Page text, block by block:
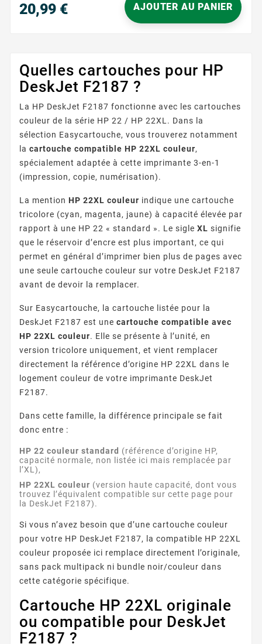
20,99 € AJOUTER AU PANIER
Quelles cartouches pour HP
DeskJet F2187 ?
La HP DeskJet F2187 fonctionne avec les cartouches
couleur de la série HP 22 / HP 22XL. Dans la
sélection Easycartouche, vous trouverez notamment
la cartouche compatible HP 22XL couleur,
spécialement adaptée à cette imprimante 3-en-1
(impression, copie, numérisation).
La mention HP 22XL couleur indique une cartouche
tricolore (cyan, magenta, jaune) à capacité élevée par
rapport à une HP 22 « standard ». Le sigle XL signifie
que le réservoir d’encre est plus important, ce qui
permet en général d’imprimer bien plus de pages avec
une seule cartouche couleur sur votre DeskJet F2187
avant de devoir la remplacer.
Sur Easycartouche, la cartouche listée pour la
DeskJet F2187 est une cartouche compatible avec
HP 22XL couleur. Elle se présente à l’unité, en
version tricolore uniquement, et vient remplacer
directement la référence d’origine HP 22XL dans le
logement couleur de votre imprimante DeskJet
F2187.
Dans cette famille, la différence principale se fait
donc entre :
HP 22 couleur standard (référence d’origine HP,
capacité normale, non listée ici mais remplacée par
l’XL),
HP 22XL couleur (version haute capacité, dont vous
trouvez l’équivalent compatible sur cette page pour
la DeskJet F2187).
Si vous n’avez besoin que d’une cartouche couleur
pour votre HP DeskJet F2187, la compatible HP 22XL
couleur proposée ici remplace directement l’originale,
sans pack multipack ni bundle noir/couleur dans
cette catégorie spécifique.
Cartouche HP 22XL originale
ou compatible pour DeskJet
F2187 ?